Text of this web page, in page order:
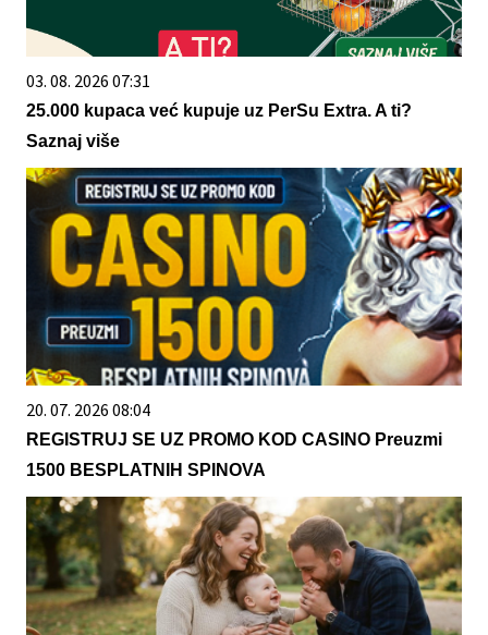
03. 08. 2026 07:31
25.000 kupaca već kupuje uz PerSu Extra. A ti?
Saznaj više
20. 07. 2026 08:04
REGISTRUJ SE UZ PROMO KOD CASINO Preuzmi
1500 BESPLATNIH SPINOVA